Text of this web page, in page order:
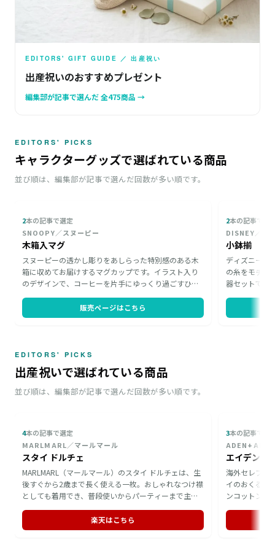
EDITORS' GIFT GUIDE ／ 出産祝い
出産祝いのおすすめプレゼント
編集部が記事で選んだ 全475商品 →
EDITORS' PICKS
キャラクターグッズで選ばれている商品
並び順は、編集部が記事で選んだ回数が多い順です。
2本の記事で選定
SNOOPY／スヌーピー
木箱入マグ
スヌーピーの透かし彫りをあしらった特別感のある木
箱に収めてお届けするマグカップです。イラスト入り
のデザインで、コーヒーを片手にゆっくり過ごすひと
まま手渡せる仕立ては、誕生日やクリスマスのちょっ
とした贈り物にふさわしい一品です。
販売ページはこちら
2本の記事で選
DISNEY／デ
小鉢揃
ディズニーの
の糸をモチー
器セットです
の贈り物とし
EDITORS' PICKS
出産祝いで選ばれている商品
並び順は、編集部が記事で選んだ回数が多い順です。
4本の記事で選定
MARLMARL／マールマール
スタイ ドルチェ
MARLMARL（マールマール）のスタイ ドルチェは、生
後すぐから2歳まで長く使える一枚。おしゃれなつけ襟
としても着用でき、普段使いからパーティーまで主役
ため、赤ちゃんの名前を添えて贈れるのが魅力。手洗
いで丁寧にお手入れできる、出産祝いに向いたギフト
楽天はこちら
3本の記事で選
海外セレブも
イのおくるみ
ンコットン製
良いアイテム